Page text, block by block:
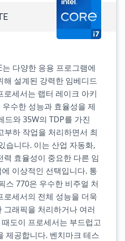
다양한 응용 프로그램에
해 설계된 강력한 임베디드
로세서는 랩터 레이크 아키
수한 성능과 효율성을 제
드와 35W의 TDP를 가진
부하 작업을 처리하면서 최
습니다. 이는 산업 자동화,
력 효율성이 중요한 다른 임
이상적인 선택입니다. 통
스 770은 우수한 비주얼 처
로세서의 전체 성능을 더욱
그래픽을 처리하거나 여러
도이 프로세서는 부드럽고
제공합니다. 벤치마크 테스